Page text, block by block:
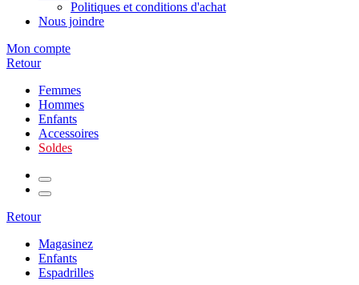
Politiques et conditions d'achat
Nous joindre
Mon compte
Retour
Femmes
Hommes
Enfants
Accessoires
Soldes
Retour
Magasinez
Enfants
Espadrilles